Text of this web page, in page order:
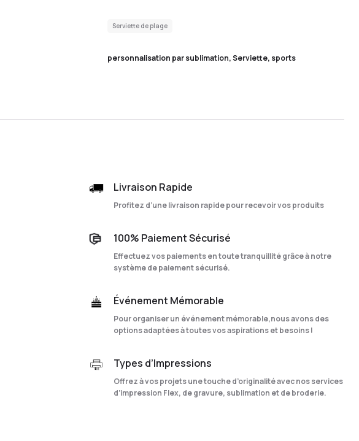
Serviette de plage
personnalisation par sublimation,Serviette, sports
Livraison Rapide
Profitez d’une livraison rapide pour recevoir vos produits
100% Paiement Sécurisé
Effectuez vos paiements en toute tranquillité grâce à notre
système de paiement sécurisé.
Événement Mémorable
Pour organiser un événement mémorable,nous avons des
options adaptées à toutes vos aspirations et besoins !
Types d’Impressions
Offrez à vos projets une touche d’originalité avec nos services
d’impression Flex, de gravure, sublimation et de broderie.